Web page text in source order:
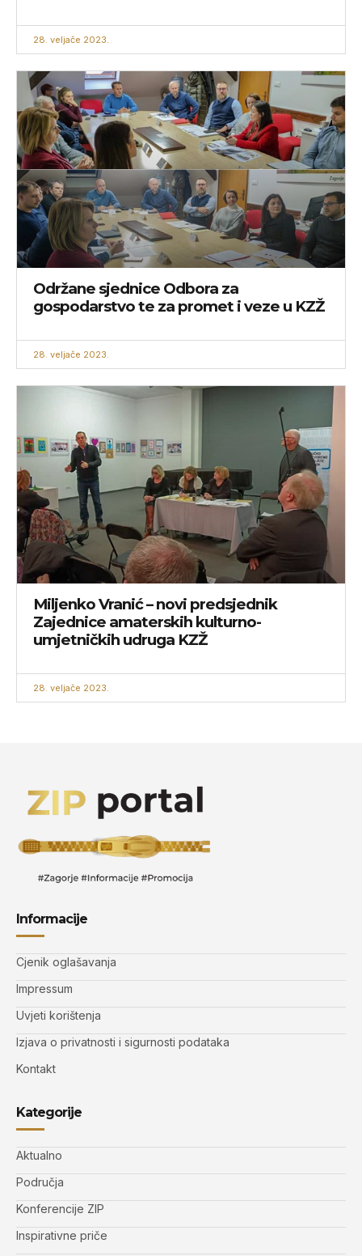
28. veljače 2023.
Održane sjednice Odbora za
gospodarstvo te za promet i veze u KZŽ
28. veljače 2023.
Miljenko Vranić – novi predsjednik
Zajednice amaterskih kulturno-
umjetničkih udruga KZŽ
28. veljače 2023.
Informacije
Cjenik oglašavanja
Impressum
Uvjeti korištenja
Izjava o privatnosti i sigurnosti podataka
Kontakt
Kategorije
Aktualno
Područja
Konferencije ZIP
Inspirativne priče